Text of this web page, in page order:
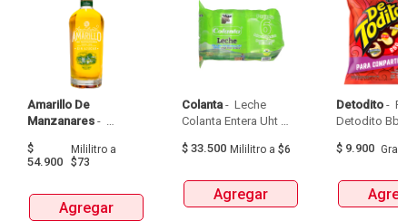
Amarillo De
Manzanares -
De Manzanares
$
54.900
Mililitroa
$73
Agregar
Colanta - Leche
Colanta Entera Uht
$ 33.500 Mililitro a $6
Agregar
Detodito -
$ 9.900